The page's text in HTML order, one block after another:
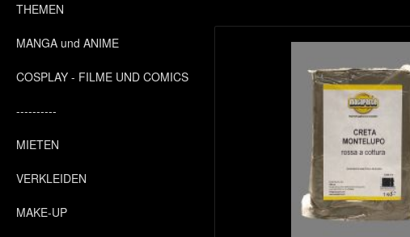
THEMEN
MANGA und ANIME
COSPLAY - FILME UND COMICS
----------
MIETEN
VERKLEIDEN
MAKE-UP